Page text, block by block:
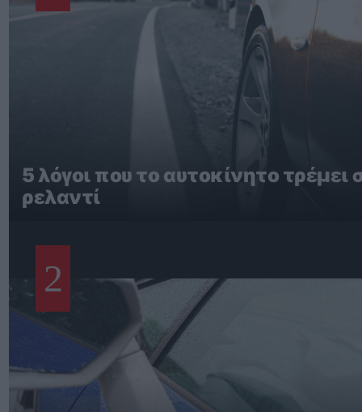
5 λόγοι που το αυτοκίνητο τρέμει
ρελαντί
2